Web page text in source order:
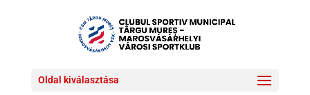
Oldal kiválasztása